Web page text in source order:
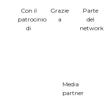
Con il
patrocinio
di
Grazie
a
Parte
del
network
Media
partner